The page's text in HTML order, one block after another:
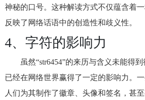
神秘的口号。这种解读方式不仅蕴含着
反映了网络话语中的创造性和歧义性。
4、字符的影响力
虽然“str6454”的来历与含义未能得
已经在网络世界赢得了一定的影响力。
人们为其制作了徽章、头像和签名，甚